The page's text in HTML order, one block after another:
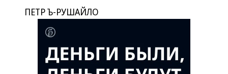
ПЕТР Ъ-РУШАЙЛО